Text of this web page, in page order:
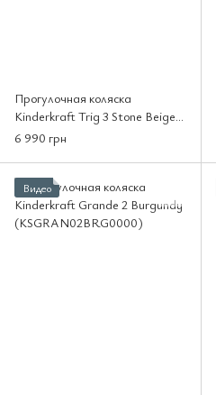
Прогулочная коляска
Kinderkraft Trig 3 Stone Beige
(KSTRIG03BEG0000)
6 990 грн
Видео